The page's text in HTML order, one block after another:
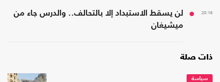
20:16
لن يسقط الاستبداد إلا بالتحالف.. والدرس جاء من
ميشيغان
ذات صلة
سياسة